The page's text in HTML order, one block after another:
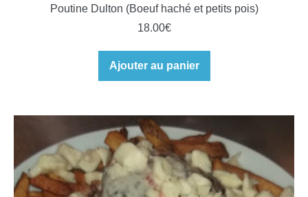
Poutine Dulton (Boeuf haché et petits pois)
18.00€
Ajouter au panier